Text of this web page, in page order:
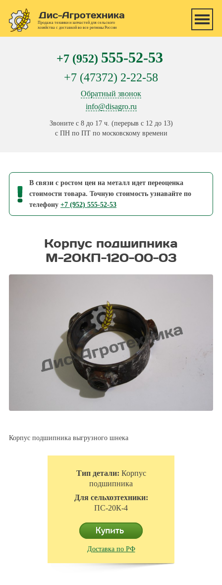
Дис-Агротехника
Продажа техники и запчастей для сельского
хозяйства с доставкой во все регионы России
+7 (952) 555-52-53
+7 (47372) 2-22-58
Обратный звонок
info@disagro.ru
Звоните с 8 до 17 ч. (перерыв с 12 до 13)
с ПН по ПТ по московскому времени
В связи с ростом цен на металл идет переоценка
стоимости товара. Точную стоимость узнавайте по
телефону +7 (952) 555-52-53
Корпус подшипника
М-20КП-120-00-03
Корпус подшипника выгрузного шнека
Тип детали: Корпус
подшипника
Для сельхозтехники:
ПС-20К-4
Доставка по РФ